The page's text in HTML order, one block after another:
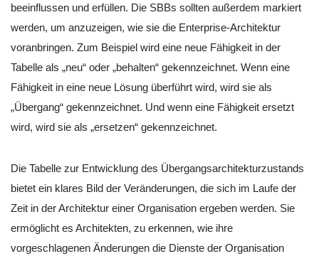
beeinflussen und erfüllen. Die SBBs sollten außerdem markiert
werden, um anzuzeigen, wie sie die Enterprise-Architektur
voranbringen. Zum Beispiel wird eine neue Fähigkeit in der
Tabelle als „neu“ oder „behalten“ gekennzeichnet. Wenn eine
Fähigkeit in eine neue Lösung überführt wird, wird sie als
„Übergang“ gekennzeichnet. Und wenn eine Fähigkeit ersetzt
wird, wird sie als „ersetzen“ gekennzeichnet.
Die Tabelle zur Entwicklung des Übergangsarchitekturzustands
bietet ein klares Bild der Veränderungen, die sich im Laufe der
Zeit in der Architektur einer Organisation ergeben werden. Sie
ermöglicht es Architekten, zu erkennen, wie ihre
vorgeschlagenen Änderungen die Dienste der Organisation